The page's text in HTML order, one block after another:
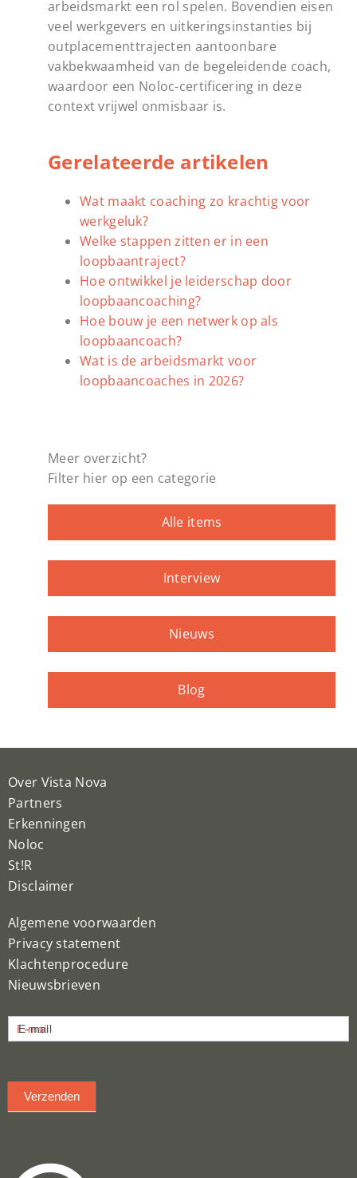
arbeidsmarkt een rol spelen. Bovendien eisen
veel werkgevers en uitkeringsinstanties bij
outplacementtrajecten aantoonbare
vakbekwaamheid van de begeleidende coach,
waardoor een Noloc-certificering in deze
context vrijwel onmisbaar is.
Gerelateerde artikelen
Wat maakt coaching zo krachtig voor
werkgeluk?
Welke stappen zitten er in een
loopbaantraject?
Hoe ontwikkel je leiderschap door
loopbaancoaching?
Hoe bouw je een netwerk op als
loopbaancoach?
Wat is de arbeidsmarkt voor
loopbaancoaches in 2026?
Meer overzicht?
Filter hier op een categorie
Alle items
Interview
Nieuws
Blog
Over Vista Nova
Partners
Erkenningen
Noloc
St!R
Disclaimer
Algemene voorwaarden
Privacy statement
Klachtenprocedure
Nieuwsbrieven
inschrijven
E-mail
Verzenden